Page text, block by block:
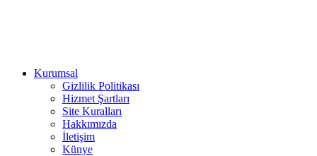
Kurumsal
Gizlilik Politikası
Hizmet Şartları
Site Kuralları
Hakkımızda
İletişim
Künye